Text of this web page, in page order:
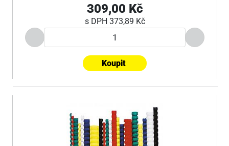
309,00 Kč
s DPH 373,89 Kč
Koupit